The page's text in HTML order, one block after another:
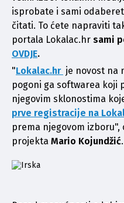
isprobate i sami
čitati. To ćete napraviti
portala Lokalac.hr
OVDJE.
"Lokalac.hr je novost na
pogoni ga softwarea koji
prve registracije na
prema njegovom
projekta Mario Kojundžić.